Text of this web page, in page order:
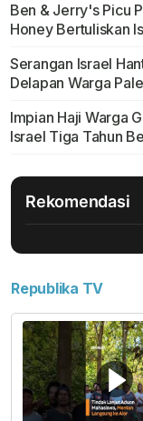
Ben & Jerry's Picu
Honey Bertuliskan
Serangan Israel
Delapan Warga
Impian Haji Warga
Israel Tiga Tahun
Rekomendasi
Republika TV